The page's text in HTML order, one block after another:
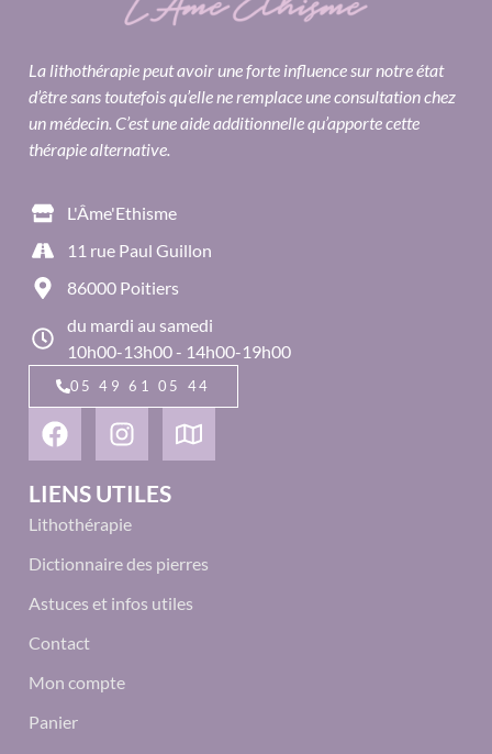
La lithothérapie peut avoir une forte influence sur notre état
d’être sans toutefois qu’elle ne remplace une consultation chez
un médecin. C’est une aide additionnelle qu’apporte cette
thérapie alternative.
L'Âme'Ethisme
11 rue Paul Guillon
86000 Poitiers
du mardi au samedi
10h00-13h00 - 14h00-19h00
05 49 61 05 44
LIENS UTILES
Lithothérapie
Dictionnaire des pierres
Astuces et infos utiles
Contact
Mon compte
Panier